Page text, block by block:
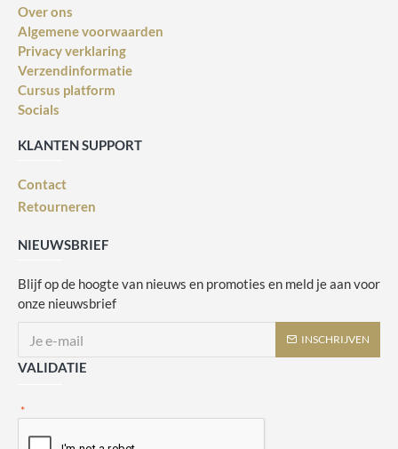
Over ons
Algemene voorwaarden
Privacy verklaring
Verzendinformatie
Cursus platform
Socials
KLANTEN SUPPORT
Contact
Retourneren
NIEUWSBRIEF
Blijf op de hoogte van nieuws en promoties en meld je aan voor
onze nieuwsbrief
INSCHRIJVEN
VALIDATIE